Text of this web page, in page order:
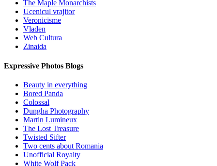
The Maple Monarchists
Ucenicul vrajitor
Veronicisme
Vladen
Web Cultura
Zinaida
Expressive Photos Blogs
Beauty in everything
Bored Panda
Colossal
Dungha Photography
Martin Lumineux
The Lost Treasure
Twisted Sifter
Two cents about Romania
Unofficial Royalty
White Wolf Pack